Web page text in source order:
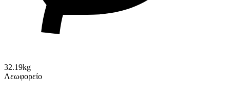
32.19kg
Λεωφορείο